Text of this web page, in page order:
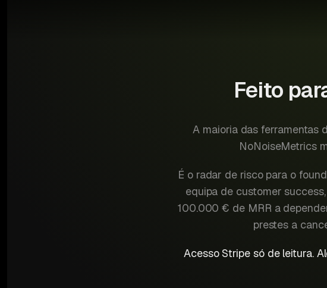
Feito
A maioria das ferramentas
NoNoiseMetrics
É o radar de risco para o
equipa de customer
100.000 € de MRR a
prestes a
Acesso Stripe só de leitura.